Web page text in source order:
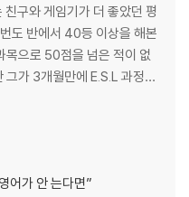
도 반에서 40등 이상을 해본
목으로 50점을 넘은 적이 없
그가 3개월만에 E.S.L 과정을
것처럼 익힐 수는 없지만, 영
들을 깨우침으로써 빠르게 영
어가 안 는다면”